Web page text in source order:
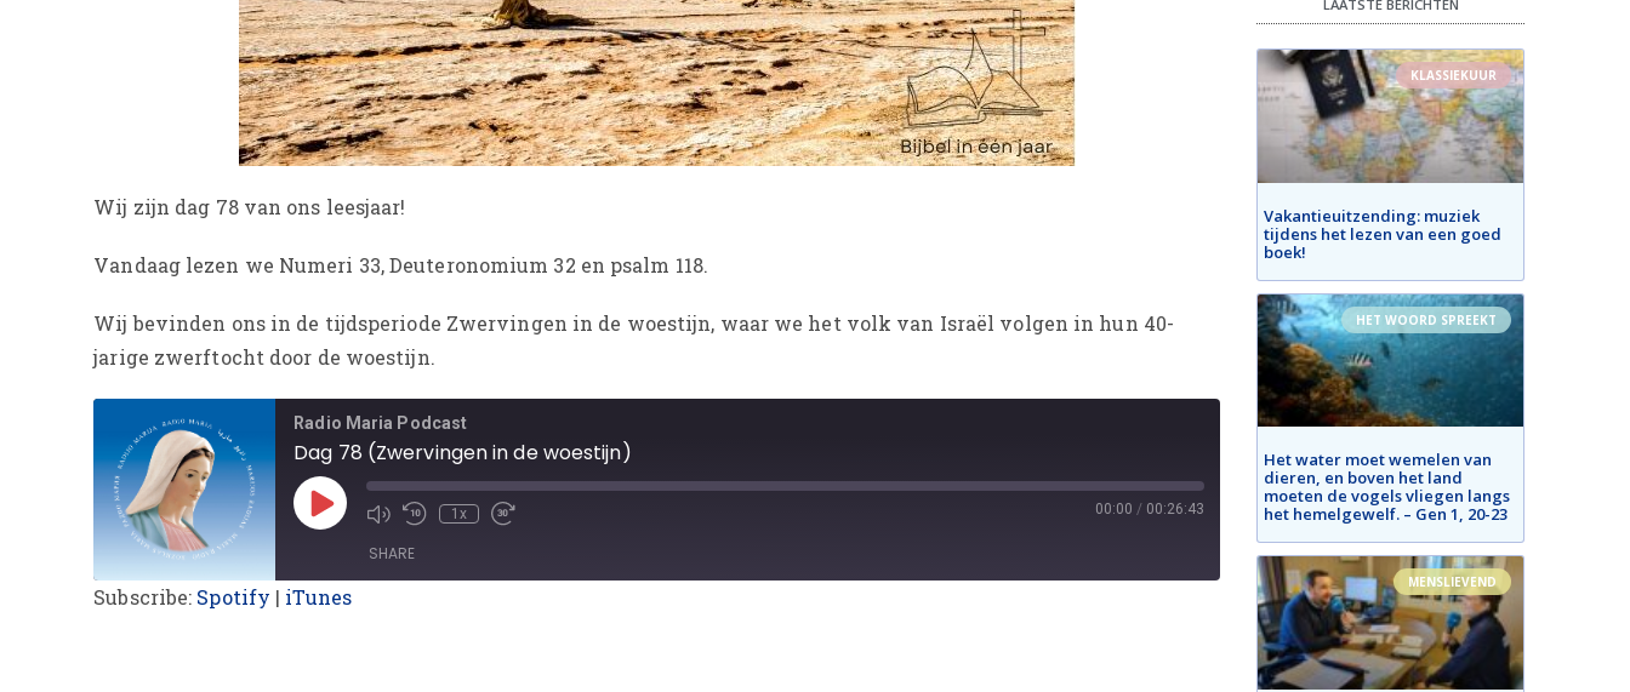
Wij zijn dag 78 van ons leesjaar!
Vandaag lezen we Numeri 33, Deuteronomium 32 en psalm 118.
Wij bevinden ons in de tijdsperiode Zwervingen in de woestijn, waar we het volk van Israël volgen in hun 40-
jarige zwerftocht door de woestijn.
Radio Maria Podcast
Dag 78 (Zwervingen in de woestijn)
1x 00:00 / 00:26:43
SHARE
Subscribe: Spotify | iTunes
LAATSTE BERICHTEN
KLASSIEKUUR
Vakantieuitzending: muziek
tijdens het lezen van een goed
boek!
HET WOORD SPREEKT
Het water moet wemelen van
dieren, en boven het land
moeten de vogels vliegen langs
het hemelgewelf. – Gen 1, 20-23
MENSLIEVEND